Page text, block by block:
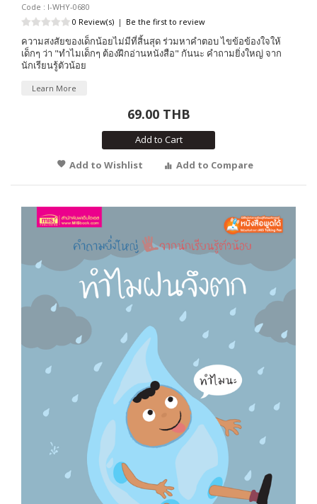
Code : I-WHY-0680
0 Review(s) | Be the first to review
ความสงสัยของเด็กน้อยไม่มีที่สิ้นสุด ร่วมหาคำตอบ ไขข้อข้องใจให้
เด็กๆ ว่า "ทำไมเด็กๆ ต้องฝึกอ่านหนังสือ" กันนะ คำถามยิ่งใหญ่ จาก
นักเรียนรู้ตัวน้อย
Learn More
69.00 THB
Add to Cart
Add to Wishlist
Add to Compare